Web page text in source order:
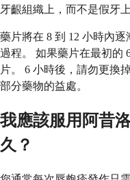
牙齦組織上，而不是假牙上
藥片將在 8 到 12 小時內
過程。 如果藥片在最初的
片。 6 小時後，請勿更換
部分藥物的益處。
我應該服用阿昔
久？